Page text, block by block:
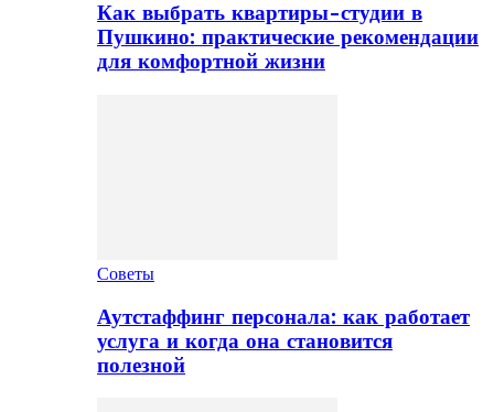
Как выбрать квартиры-студии в
Пушкино: практические рекомендации
для комфортной жизни
Советы
Аутстаффинг персонала: как работает
услуга и когда она становится
полезной